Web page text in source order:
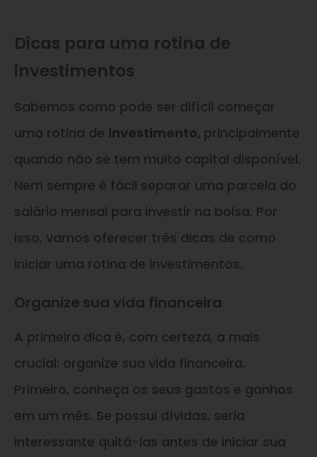
Dicas para uma rotina de
investimentos
Sabemos como pode ser difícil começar
uma rotina de investimento, principalmente
quando não se tem muito capital disponível.
Nem sempre é fácil separar uma parcela do
salário mensal para investir na bolsa. Por
isso, vamos oferecer três dicas de como
iniciar uma rotina de investimentos.
Organize sua vida financeira
A primeira dica é, com certeza, a mais
crucial: organize sua vida financeira.
Primeiro, conheça os seus gastos e ganhos
em um mês. Se possui dívidas, seria
interessante quitá-las antes de iniciar sua